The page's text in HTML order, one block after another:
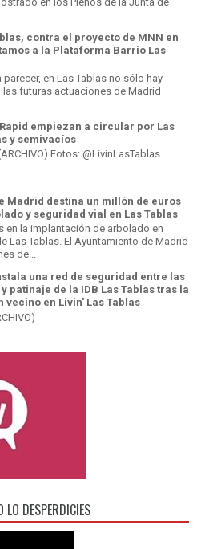
contra el proyecto de MNN en
a la Plataforma Barrio Las
en Las Tablas no sólo hay
futuras actuaciones de Madrid
empiezan a circular por Las
y semivacíos
Fotos: @LivinLasTablas
Madrid destina un millón de euros
y seguridad vial en Las Tablas
en la implantación de arbolado en
Las Tablas. El Ayuntamiento de Madrid
de...
una red de seguridad entre las
patinaje de la IDB Las Tablas tras la
vecino en Livin' Las Tablas
LO DESPERDICIES